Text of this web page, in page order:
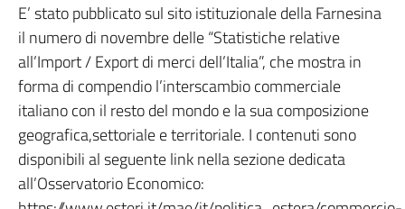
E’ stato pubblicato sul sito istituzionale della Farnesina
il numero di novembre delle “Statistiche relative
all’Import / Export di merci dell’Italia”, che mostra in
forma di compendio l’interscambio commerciale
italiano con il resto del mondo e la sua composizione
geografica,settoriale e territoriale. I contenuti sono
disponibili al seguente link nella sezione dedicata
all’Osservatorio Economico: